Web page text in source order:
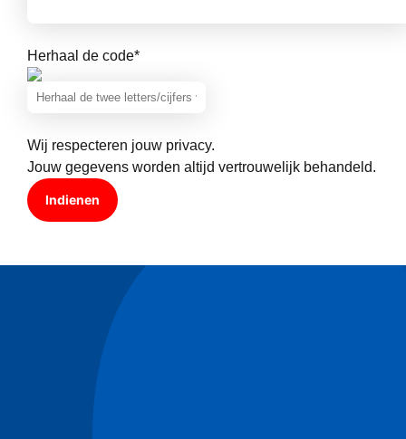
Herhaal de code*
Wij respecteren jouw privacy.
Jouw gegevens worden altijd vertrouwelijk behandeld.
Indienen